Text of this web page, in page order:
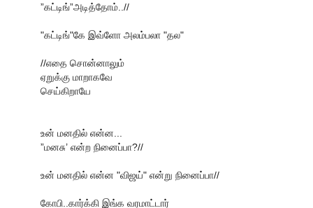
”கட்டிங்”அடித்தோம்..//
"கட்டிங்"கே இவ்ளோ அலம்பலா "தல"
//எதை சொன்னாலும்
ஏறுக்கு மாறாகவே
செய்கிறாயே
உன் மனதில் என்ன...
”மனசு’ என்ற நினைப்பா?//
உன் மனதில் என்ன "விஜய்" என்று நினைப்பா//
கோபி..கார்க்கி இங்க வரமாட்டார்